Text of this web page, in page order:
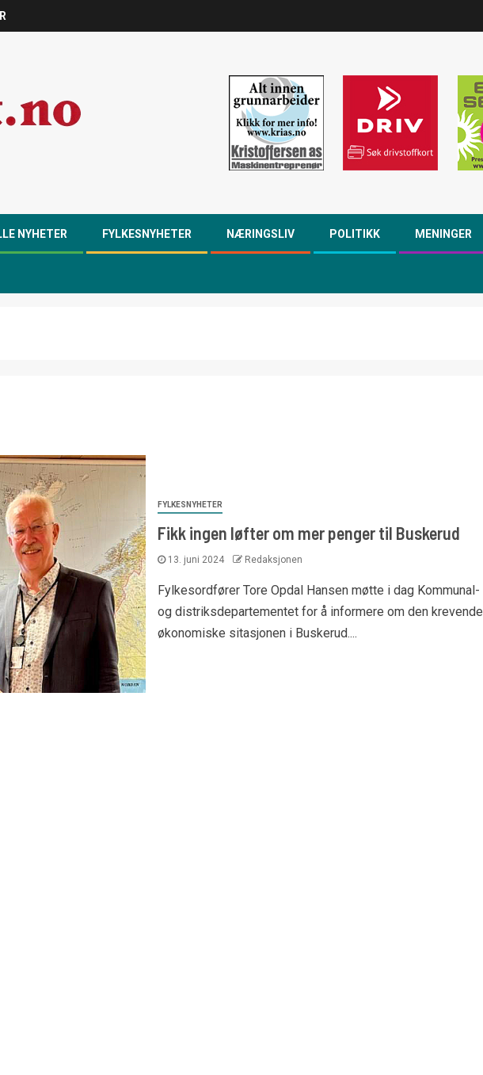
NYHETER FYLKESNYHETER NÆRINGSLIV POLITIKK MENINGER
FYLKESNYHETER
Fikk ingen løfter om mer penger til Buskerud
13. juni 2024 Redaksjonen
Fylkesordfører Tore Opdal Hansen møtte i dag Kommunal-
og distriksdepartementet for å informere om den krevende
økonomiske sitasjonen i Buskerud....